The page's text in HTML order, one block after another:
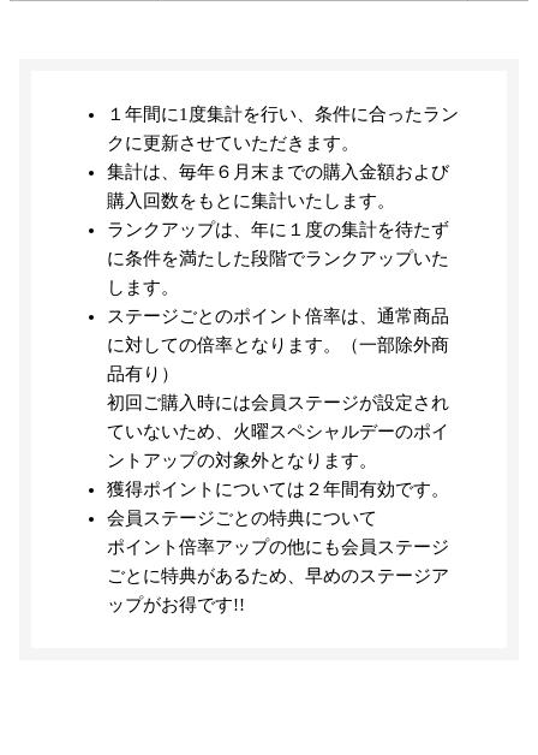
１年間に1度集計を行い、条件に合ったラン
クに更新させていただきます。
集計は、毎年６月末までの購入金額および
購入回数をもとに集計いたします。
ランクアップは、年に１度の集計を待たず
に条件を満たした段階でランクアップいた
します。
ステージごとのポイント倍率は、通常商品
に対しての倍率となります。（一部除外商
品有り）
初回ご購入時には会員ステージが設定され
ていないため、火曜スペシャルデーのポイ
ントアップの対象外となります。
獲得ポイントについては２年間有効です。
会員ステージごとの特典について
ポイント倍率アップの他にも会員ステージ
ごとに特典があるため、早めのステージア
ップがお得です!!